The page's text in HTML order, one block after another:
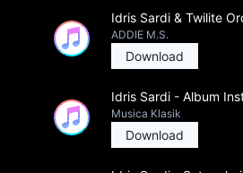
Idris Sardi & Twilite
ADDIE M.S.
Download
Idris Sardi - Album
Musica Klasik
Download